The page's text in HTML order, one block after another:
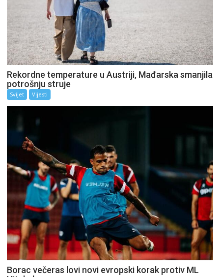
Rekordne temperature u Austriji, Mađarska smanjila
potrošnju struje
Svijet Vijesti
Borac večeras lovi novi evropski korak protiv ML